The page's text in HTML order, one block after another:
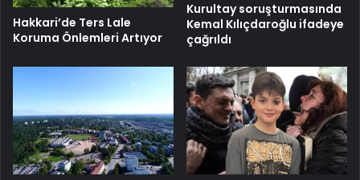
Hakkari’de Ters Lale
Koruma Önlemleri Artıyor
Kurultay soruşturmasında
Kemal Kılıçdaroğlu ifadeye
çağrıldı